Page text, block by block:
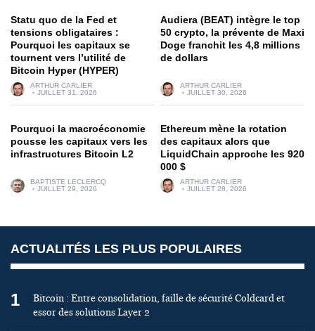
Statu quo de la Fed et
tensions obligataires :
Pourquoi les capitaux se
tournent vers l’utilité de
Bitcoin Hyper (HYPER)
ARTHUR CARLIER
JUILLET 31, 2026
Audiera (BEAT) intègre le top
50 crypto, la prévente de Maxi
Doge franchit les 4,8 millions
de dollars
ARTHUR CARLIER
JUILLET 30, 2026
Pourquoi la macroéconomie
pousse les capitaux vers les
infrastructures Bitcoin L2
BAPTISTE LECLERCQ
JUILLET 29, 2026
Ethereum mène la rotation
des capitaux alors que
LiquidChain approche les 920
000 $
ARTHUR CARLIER
JUILLET 28, 2026
ACTUALITÉS LES PLUS POPULAIRES
1
Bitcoin : Entre consolidation, faille de sécurité Coldcard et
essor des solutions Layer 2